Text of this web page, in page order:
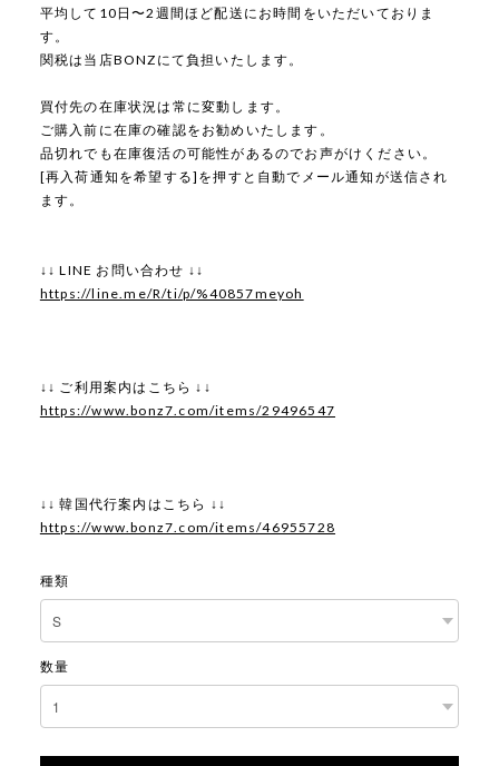
平均して10日〜2週間ほど配送にお時間をいただいておりま
す。
関税は当店BONZにて負担いたします。
買付先の在庫状況は常に変動します。
ご購入前に在庫の確認をお勧めいたします。
品切れでも在庫復活の可能性があるのでお声がけください。
[再入荷通知を希望する]を押すと自動でメール通知が送信され
ます。
↓↓ LINE お問い合わせ ↓↓
https://line.me/R/ti/p/%40857meyoh
↓↓ ご利用案内はこちら ↓↓
https://www.bonz7.com/items/29496547
↓↓ 韓国代行案内はこちら ↓↓
https://www.bonz7.com/items/46955728
種類
数量